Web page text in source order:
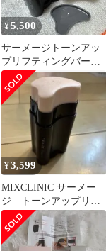
¥5,500
サーメージトーンアッ
プリフティングバーム
22g 美容液
¥3,599
MIXCLINIC サーメー
ジ トーンアップリフ
ティングバーム